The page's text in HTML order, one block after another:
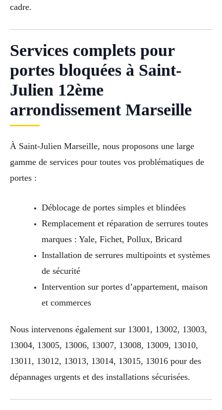
cadre.
Services complets pour
portes bloquées à Saint-
Julien 12ème
arrondissement Marseille
À Saint-Julien Marseille, nous proposons une large
gamme de services pour toutes vos problématiques de
portes :
Déblocage de portes simples et blindées
Remplacement et réparation de serrures toutes
marques : Yale, Fichet, Pollux, Bricard
Installation de serrures multipoints et systèmes
de sécurité
Intervention sur portes d’appartement, maison
et commerces
Nous intervenons également sur 13001, 13002, 13003,
13004, 13005, 13006, 13007, 13008, 13009, 13010,
13011, 13012, 13013, 13014, 13015, 13016 pour des
dépannages urgents et des installations sécurisées.